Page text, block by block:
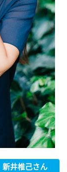
新井椎己さん